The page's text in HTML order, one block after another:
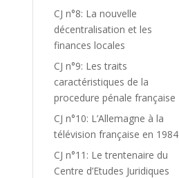
CJ n°8: La nouvelle
décentralisation et les
finances locales
CJ n°9: Les traits
caractéristiques de la
procedure pénale française
CJ n°10: L’Allemagne à la
télévision française en 1984
CJ n°11: Le trentenaire du
Centre d’Etudes Juridiques